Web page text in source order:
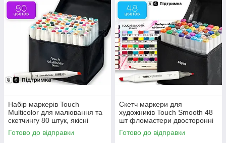
Набір маркерів Touch
Multicolor для малювання та
скетчингу 80 штук, якісні
маркери
Готово до відправки
Скетч маркери для
художників Touch Smooth 48
шт фломастери двосторонні
спиртові для малювання і
скетчинга
Готово до відправки